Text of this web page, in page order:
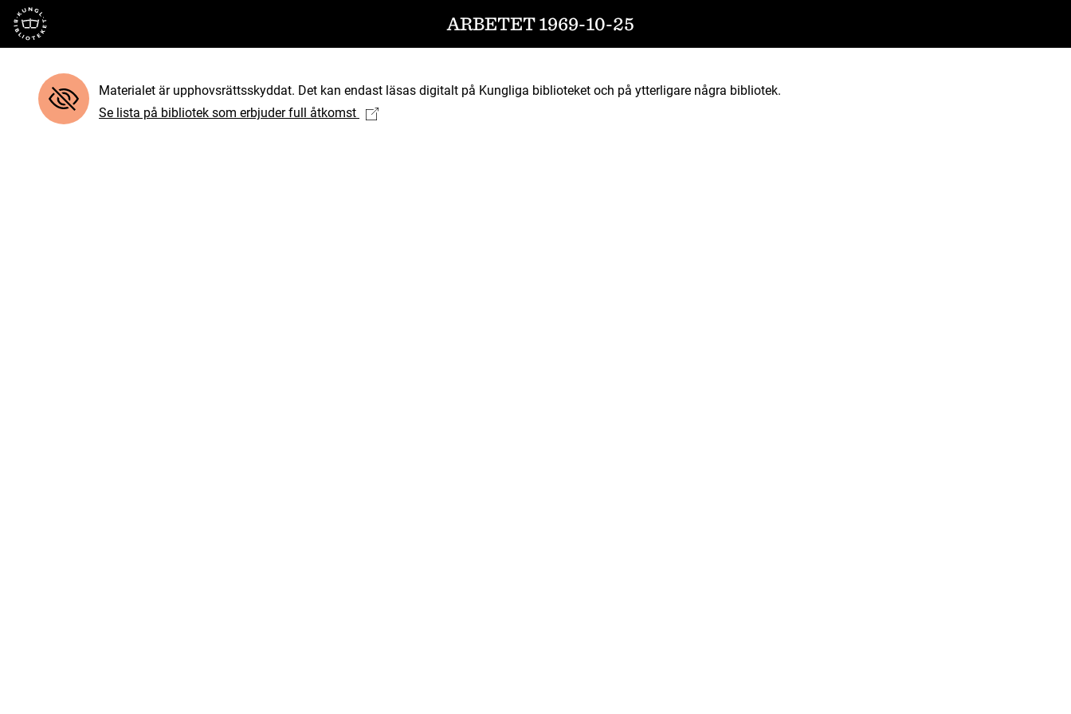
Till startsidan ARBETET 1969-10-25
Materialet är upphovsrättsskyddat. Det kan endast läsas digitalt på Kungliga biblioteket och på ytterligare några bibliotek.
Se lista på bibliotek som erbjuder full åtkomst